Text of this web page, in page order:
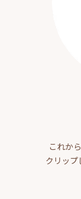
これか
クリップ